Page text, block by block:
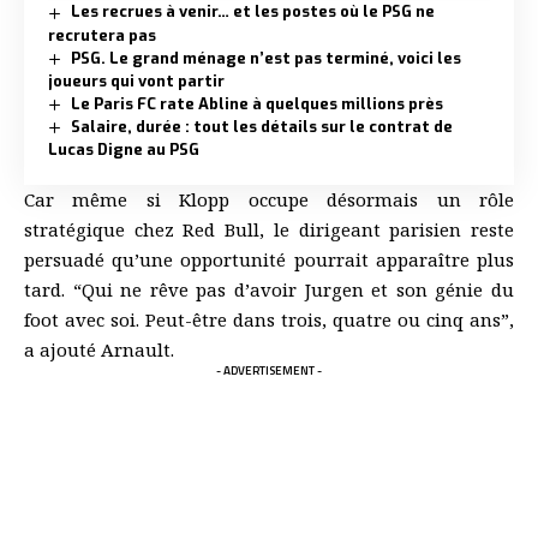
Les recrues à venir… et les postes où le PSG ne
recrutera pas
PSG. Le grand ménage n’est pas terminé, voici les
joueurs qui vont partir
Le Paris FC rate Abline à quelques millions près
Salaire, durée : tout les détails sur le contrat de
Lucas Digne au PSG
Car même si Klopp occupe désormais un rôle
stratégique chez Red Bull, le dirigeant parisien reste
persuadé qu’une opportunité pourrait apparaître plus
tard. “Qui ne rêve pas d’avoir Jurgen et son génie du
foot avec soi. Peut-être dans trois, quatre ou cinq ans”,
a ajouté Arnault.
- ADVERTISEMENT -